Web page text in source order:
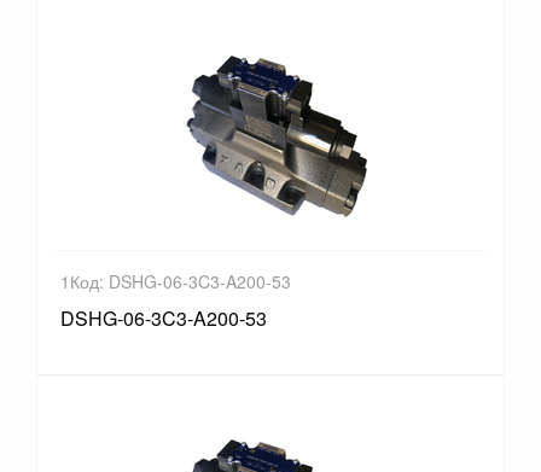
1Код: DSHG-06-3C3-A200-53
DSHG-06-3C3-A200-53